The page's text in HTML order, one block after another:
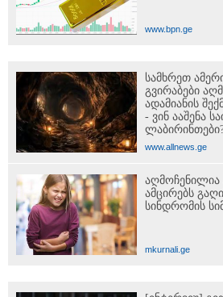
www.bpn.ge
სამხრეთ
გვირაბები
ადამიანის
- ვინ ააშენა
www.allnews.ge
ამცირებს
სინდრომის
mkurnali.ge